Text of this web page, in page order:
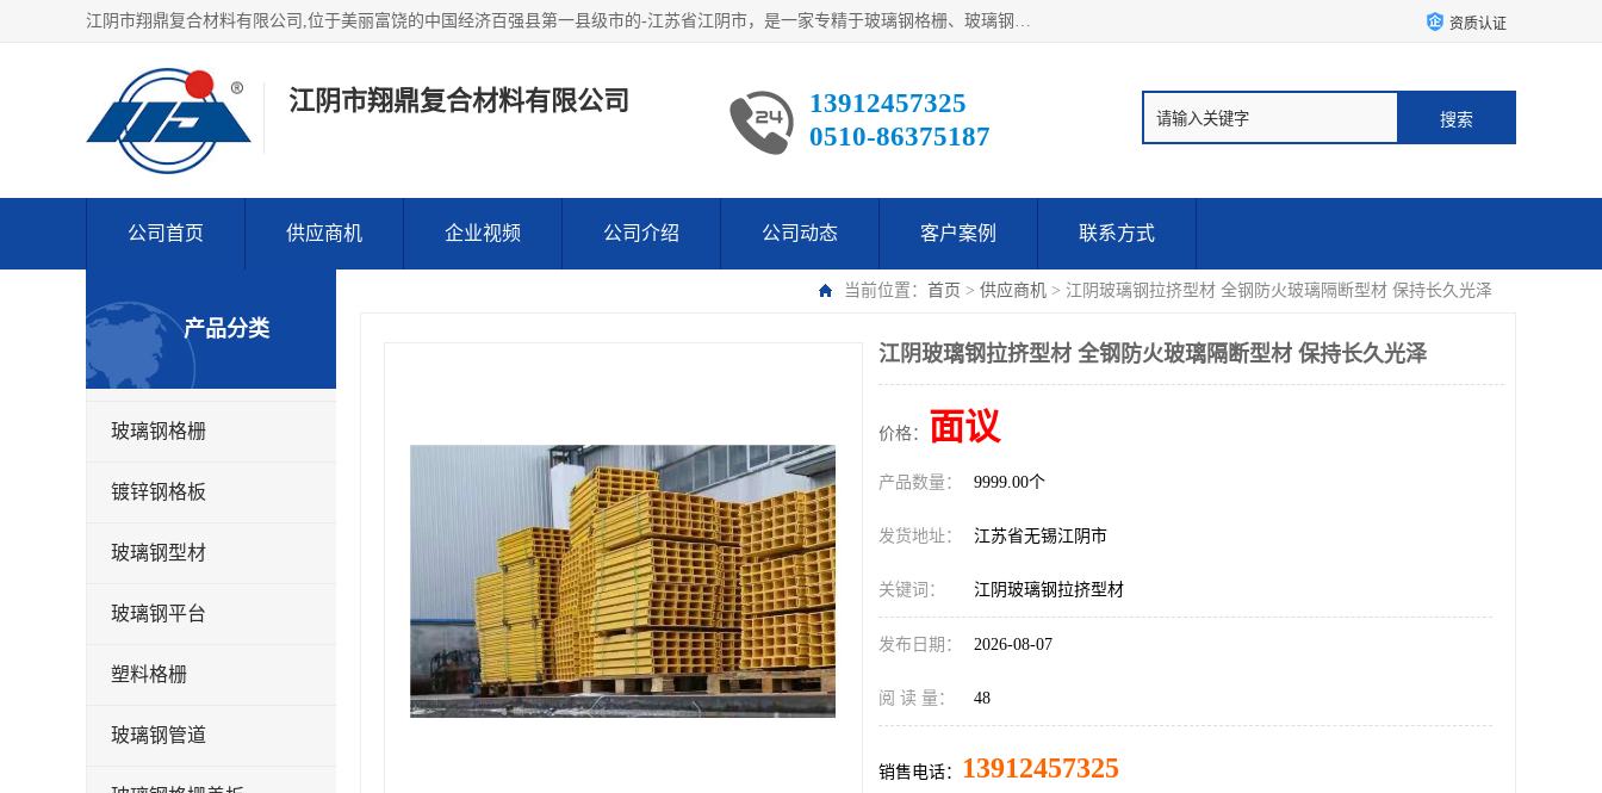
江阴市翔鼎复合材料有限公司,位于美丽富饶的中国经济百强县第一县级市的-江苏省江阴市，是一家专精于玻璃钢格栅、玻璃钢新材料,镀锌钢格板，机械设备生产制造及研发的科技型企业；公司产品已销往了世界多个国家和地区，公司人决心加倍努力愿与广大社会同仁精诚合作共创辉煌！ 资质认证
江阴市翔鼎复合材料有限公司
13912457325
0510-86375187
公司首页 供应商机 企业视频 公司介绍 公司动态 客户案例 联系方式
当前位置： 首页 > 供应商机 > 江阴玻璃钢拉挤型材 全钢防火玻璃隔断型材 保持长久光泽
产品分类
玻璃钢格栅
镀锌钢格板
玻璃钢型材
玻璃钢平台
塑料格栅
玻璃钢管道
江阴玻璃钢拉挤型材 全钢防火玻璃隔断型材 保持长久光泽
价格： 面议
产品数量： 9999.00个
发货地址： 江苏省无锡江阴市
关键词： 江阴玻璃钢拉挤型材
发布日期： 2026-08-07
阅 读 量： 48
销售电话： 13912457325